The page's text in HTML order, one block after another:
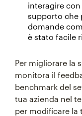
interagire
supporto che
domande
è stato facile
Per migliorare la
monitora il
benchmark del
tua azienda nel
per modificare la